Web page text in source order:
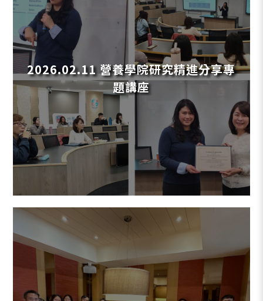
2026.02.11 營養學院研究精進分享專
題講座